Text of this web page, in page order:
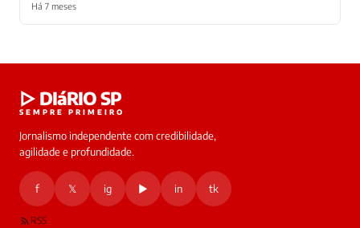
Há 7 meses
online
▷ DIáRIO SP
SEMPRE PRIMEIRO
Jornalismo independente com credibilidade,
agilidade e profundidade.
f 𝕏 ig ▶ in tk
RSS